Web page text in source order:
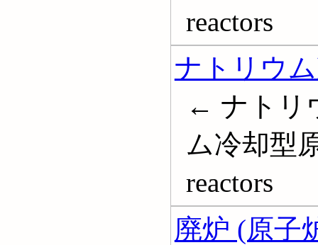
reactors
ナトリウ
← ナトリ
ム冷却型
reactors
廃炉 (原子